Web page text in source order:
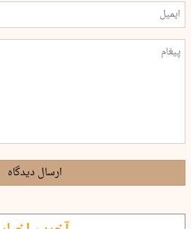
ارسال دیدگاه